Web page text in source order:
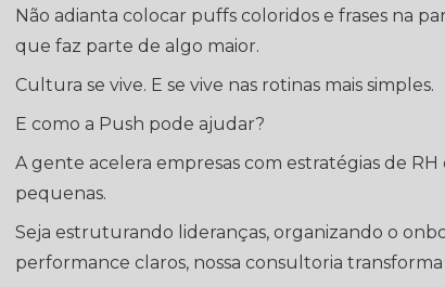
Não adianta colocar puffs coloridos e frases na
que faz parte de algo maior.
Cultura se vive. E se vive nas rotinas mais simples.
E como a Push pode ajudar?
A gente acelera empresas com estratégias de
pequenas.
Seja estruturando lideranças, organizando o
performance claros, nossa consultoria